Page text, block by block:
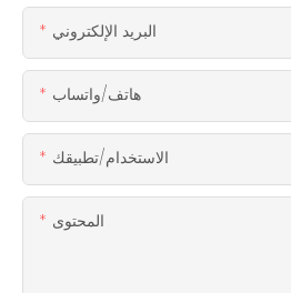
البريد الإلكتروني
هاتف/واتساب
الاستخدام/تطبيقك
المحتوى